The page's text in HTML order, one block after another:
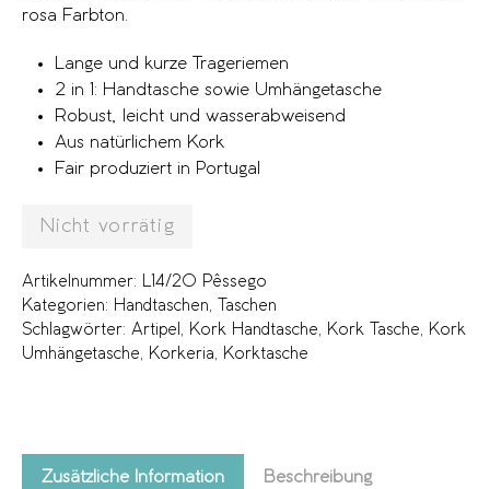
rosa Farbton.
Lange und kurze Trageriemen
2 in 1: Handtasche sowie Umhängetasche
Robust, leicht und wasserabweisend
Aus natürlichem Kork
Fair produziert in Portugal
Nicht vorrätig
Artikelnummer: L14/20 Pêssego
Kategorien: Handtaschen,
Taschen
Schlagwörter: Artipel , Kork Handtasche, Kork Tasche, Kork
Umhängetasche, Korkeria, Korktasche
Zusätzliche Information Beschreibung